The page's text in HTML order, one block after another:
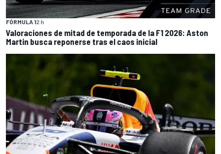
FÓRMULA 12 h
Valoraciones de mitad de temporada de la F1 2026: Aston
Martin busca reponerse tras el caos inicial